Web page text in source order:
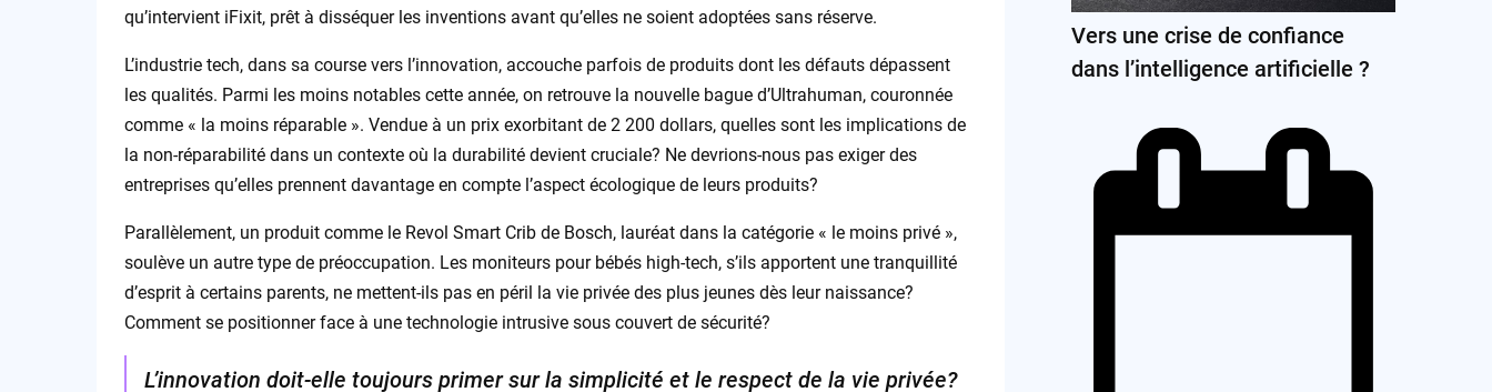
qu’intervient iFixit, prêt à disséquer les inventions avant qu’elles ne soient adoptées sans réserve.
L’industrie tech, dans sa course vers l’innovation, accouche parfois de produits dont les défauts dépassent
les qualités. Parmi les moins notables cette année, on retrouve la nouvelle bague d’Ultrahuman, couronnée
comme « la moins réparable ». Vendue à un prix exorbitant de 2 200 dollars, quelles sont les implications de
la non-réparabilité dans un contexte où la durabilité devient cruciale? Ne devrions-nous pas exiger des
entreprises qu’elles prennent davantage en compte l’aspect écologique de leurs produits?
Parallèlement, un produit comme le Revol Smart Crib de Bosch, lauréat dans la catégorie « le moins privé »,
soulève un autre type de préoccupation. Les moniteurs pour bébés high-tech, s’ils apportent une tranquillité
d’esprit à certains parents, ne mettent-ils pas en péril la vie privée des plus jeunes dès leur naissance?
Comment se positionner face à une technologie intrusive sous couvert de sécurité?
L’innovation doit-elle toujours primer sur la simplicité et le respect de la vie privée?
Vers une crise de confiance
dans l’intelligence artificielle ?